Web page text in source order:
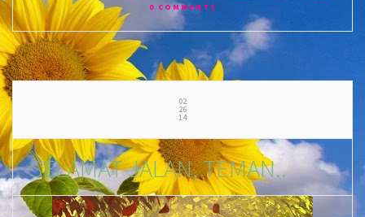
0 COMMENTS
02
26
14
SELAMAT JALAN, TEMAN..